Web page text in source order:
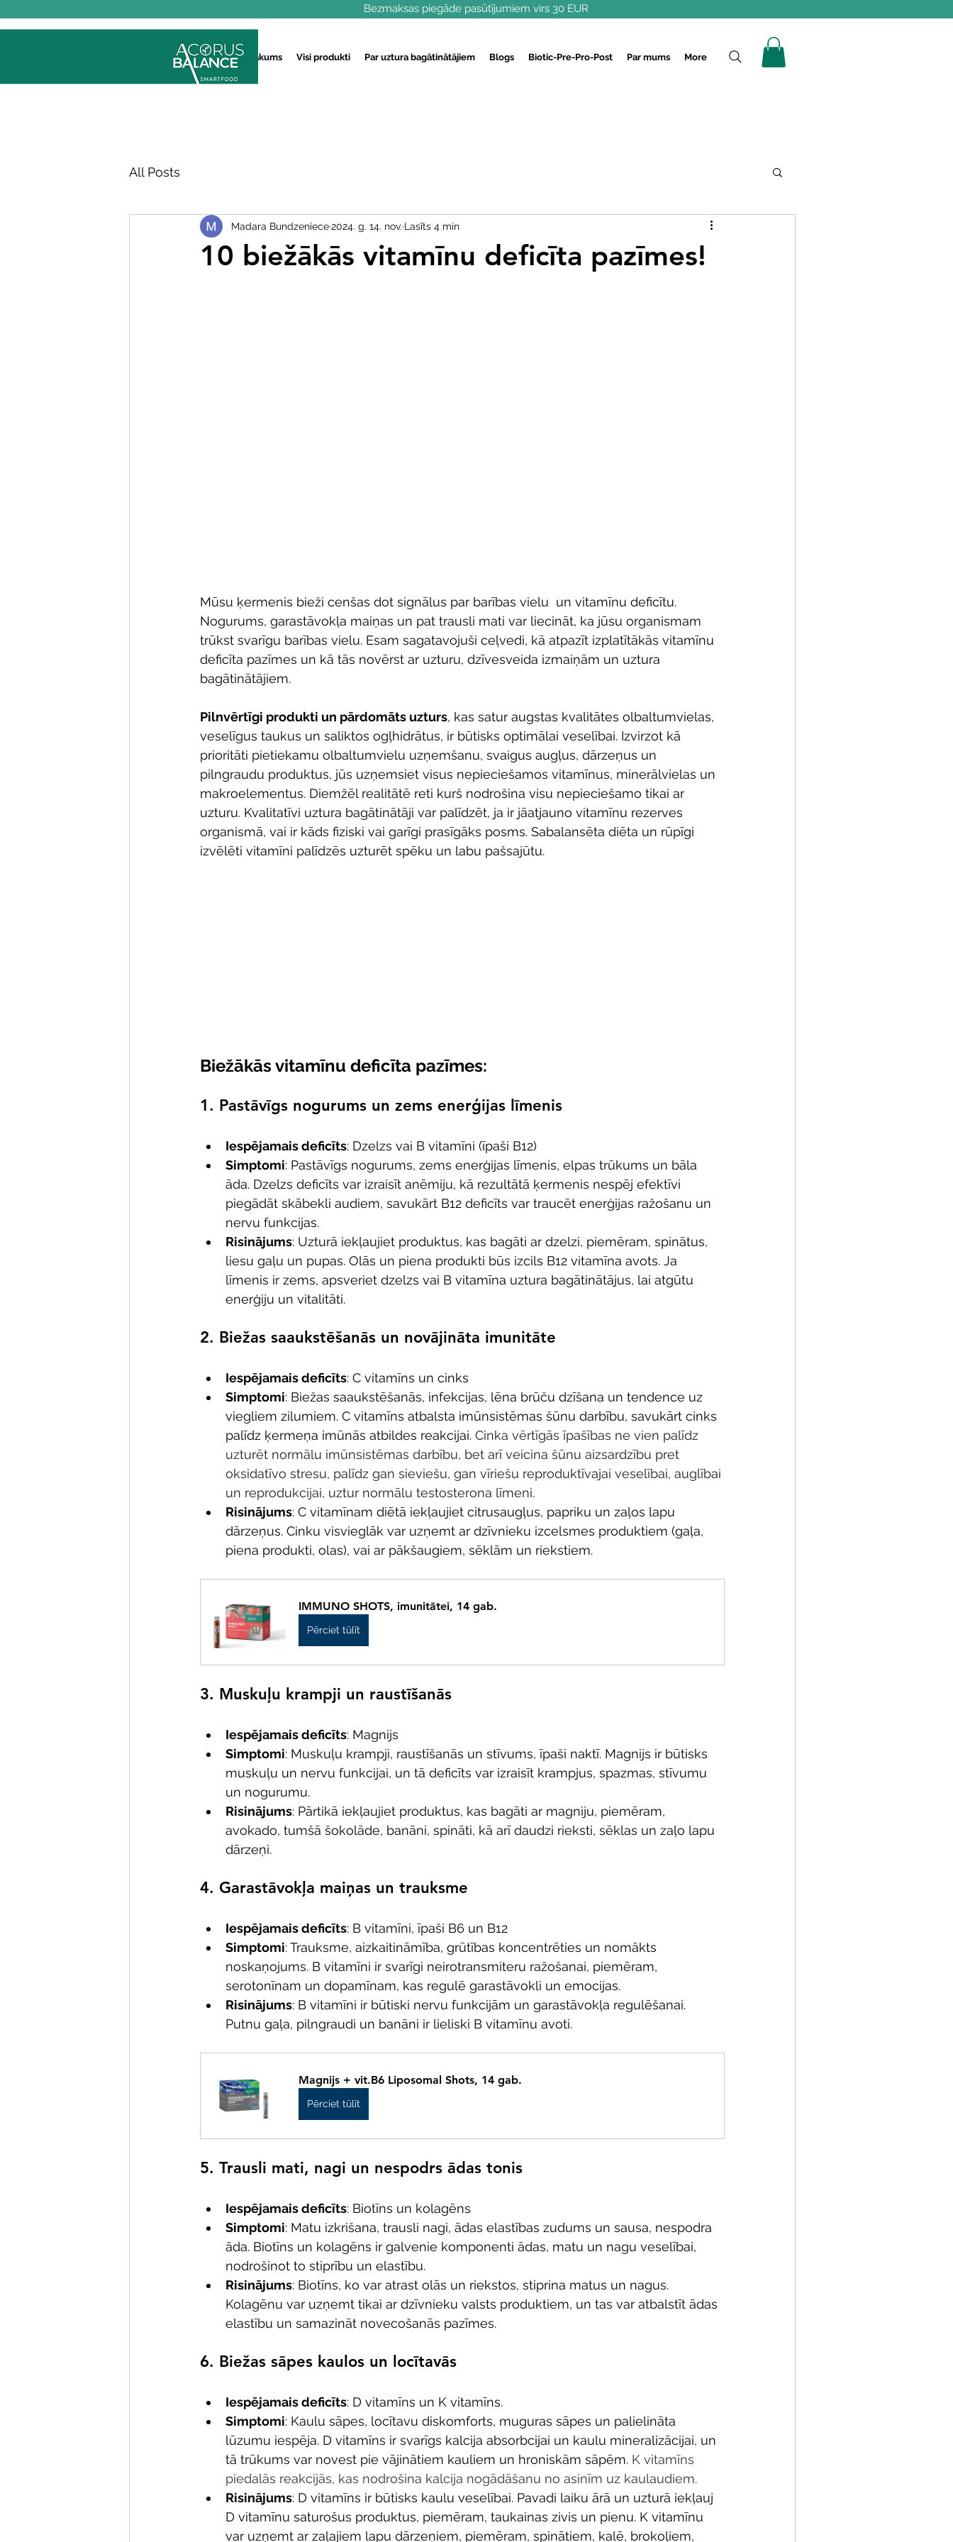
Sākums Visi produkti Par uztura bagātinātājiem Blogs Biotic-Pre-Pro-Post Par mums More
Bezmaksas piegāde pasūtījumiem virs 30 EUR
All Posts
10 biežākās vitamīnu deficīta pazīmes!
Madara Bundzeniece2024. g. 14. nov. Lasīts 4 min
Mūsu ķermenis bieži cenšas dot signālus par barības vielu  un vitamīnu deficītu.
Nogurums, garastāvokļa maiņas un pat trausli mati var liecināt, ka jūsu organismam
trūkst svarīgu barības vielu. Esam sagatavojuši ceļvedi, kā atpazīt izplatītākās vitamīnu
deficīta pazīmes un kā tās novērst ar uzturu, dzīvesveida izmaiņām un uztura
bagātinātājiem.
Pilnvērtīgi produkti un pārdomāts uzturs, kas satur augstas kvalitātes olbaltumvielas,
veselīgus taukus un saliktos ogļhidrātus, ir būtisks optimālai veselībai. Izvirzot kā
prioritāti pietiekamu olbaltumvielu uzņemšanu, svaigus augļus, dārzeņus un
pilngraudu produktus, jūs uzņemsiet visus nepieciešamos vitamīnus, minerālvielas un
makroelementus. Diemžēl realitātē reti kurš nodrošina visu nepieciešamo tikai ar
uzturu. Kvalitatīvi uztura bagātinātāji var palīdzēt, ja ir jāatjauno vitamīnu rezerves
organismā, vai ir kāds fiziski vai garīgi prasīgāks posms. Sabalansēta diēta un rūpīgi
izvēlēti vitamīni palīdzēs uzturēt spēku un labu pašsajūtu.
Biežākās vitamīnu deficīta pazīmes:
1. Pastāvīgs nogurums un zems enerģijas līmenis
Iespējamais deficīts: Dzelzs vai B vitamīni (īpaši B12)
Simptomi: Pastāvīgs nogurums, zems enerģijas līmenis, elpas trūkums un bāla
āda. Dzelzs deficīts var izraisīt anēmiju, kā rezultātā ķermenis nespēj efektīvi
piegādāt skābekli audiem, savukārt B12 deficīts var traucēt enerģijas ražošanu un
nervu funkcijas.
Risinājums: Uzturā iekļaujiet produktus, kas bagāti ar dzelzi, piemēram, spinātus,
liesu gaļu un pupas. Olās un piena produkti būs izcils B12 vitamīna avots. Ja
līmenis ir zems, apsveriet dzelzs vai B vitamīna uztura bagātinātājus, lai atgūtu
enerģiju un vitalitāti.
2. Biežas saaukstēšanās un novājināta imunitāte
Iespējamais deficīts: C vitamīns un cinks
Simptomi: Biežas saaukstēšanās, infekcijas, lēna brūču dzīšana un tendence uz
viegliem zilumiem. C vitamīns atbalsta imūnsistēmas šūnu darbību, savukārt cinks
palīdz ķermeņa imūnās atbildes reakcijai. Cinka vērtīgās īpašības ne vien palīdz
uzturēt normālu imūnsistēmas darbību, bet arī veicina šūnu aizsardzību pret
oksidatīvo stresu, palīdz gan sieviešu, gan vīriešu reproduktīvajai veselībai, auglībai
un reprodukcijai, uztur normālu testosterona līmeni.
Risinājums: C vitamīnam diētā iekļaujiet citrusaugļus, papriku un zaļos lapu
dārzeņus. Cinku visvieglāk var uzņemt ar dzīvnieku izcelsmes produktiem (gaļa,
piena produkti, olas), vai ar pākšaugiem, sēklām un riekstiem.
IMMUNO SHOTS, imunitātei, 14 gab.
Pērciet tūlīt
3. Muskuļu krampji un raustīšanās
Iespējamais deficīts: Magnijs
Simptomi: Muskuļu krampji, raustīšanās un stīvums, īpaši naktī. Magnijs ir būtisks
muskuļu un nervu funkcijai, un tā deficīts var izraisīt krampjus, spazmas, stīvumu
un nogurumu.
Risinājums: Pārtikā iekļaujiet produktus, kas bagāti ar magniju, piemēram,
avokado, tumšā šokolāde, banāni, spināti, kā arī daudzi rieksti, sēklas un zaļo lapu
dārzeņi.
4. Garastāvokļa maiņas un trauksme
Iespējamais deficīts: B vitamīni, īpaši B6 un B12
Simptomi: Trauksme, aizkaitināmība, grūtības koncentrēties un nomākts
noskaņojums. B vitamīni ir svarīgi neirotransmiteru ražošanai, piemēram,
serotonīnam un dopamīnam, kas regulē garastāvokli un emocijas.
Risinājums: B vitamīni ir būtiski nervu funkcijām un garastāvokļa regulēšanai.
Putnu gaļa, pilngraudi un banāni ir lieliski B vitamīnu avoti.
Magnijs + vit.B6 Liposomal Shots, 14 gab.
Pērciet tūlīt
5. Trausli mati, nagi un nespodrs ādas tonis
Iespējamais deficīts: Biotīns un kolagēns
Simptomi: Matu izkrišana, trausli nagi, ādas elastības zudums un sausa, nespodra
āda. Biotīns un kolagēns ir galvenie komponenti ādas, matu un nagu veselībai,
nodrošinot to stiprību un elastību.
Risinājums: Biotīns, ko var atrast olās un riekstos, stiprina matus un nagus.
Kolagēnu var uzņemt tikai ar dzīvnieku valsts produktiem, un tas var atbalstīt ādas
elastību un samazināt novecošanās pazīmes.
6. Biežas sāpes kaulos un locītavās
Iespējamais deficīts: D vitamīns un K vitamīns.
Simptomi: Kaulu sāpes, locītavu diskomforts, muguras sāpes un palielināta
lūzumu iespēja. D vitamīns ir svarīgs kalcija absorbcijai un kaulu mineralizācijai, un
tā trūkums var novest pie vājinātiem kauliem un hroniskām sāpēm. K vitamīns
piedalās reakcijās, kas nodrošina kalcija nogādāšanu no asinīm uz kaulaudiem.
Risinājums: D vitamīns ir būtisks kaulu veselībai. Pavadi laiku ārā un uzturā iekļauj
D vitamīnu saturošus produktus, piemēram, taukainas zivis un pienu. K vitamīnu
var uzņemt ar zaļajiem lapu dārzeņiem, piemēram, spinātiem, kalē, brokoļiem,